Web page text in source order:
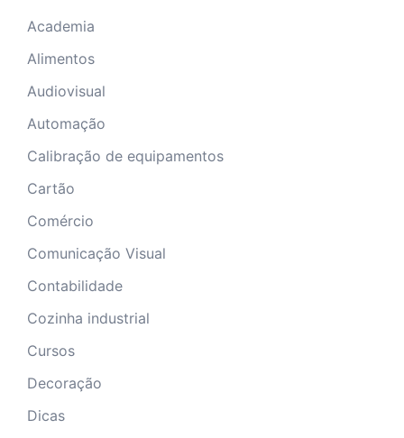
Academia
Alimentos
Audiovisual
Automação
Calibração de equipamentos
Cartão
Comércio
Comunicação Visual
Contabilidade
Cozinha industrial
Cursos
Decoração
Dicas